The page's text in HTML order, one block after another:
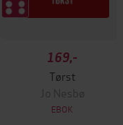
169,-
Tørst
Jo Nesbø
EBOK